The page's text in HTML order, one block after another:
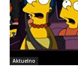
Aktuelno